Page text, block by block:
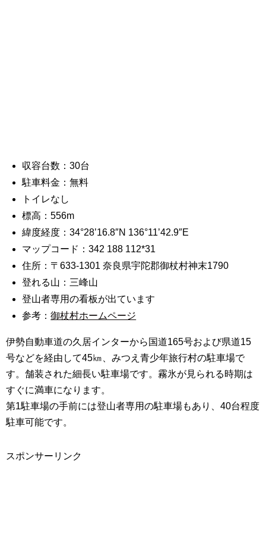
収容台数：30台
駐車料金：無料
トイレなし
標高：556m
緯度経度：34°28’16.8″N 136°11’42.9″E
マップコード：342 188 112*31
住所：〒633-1301 奈良県宇陀郡御杖村神末1790
登れる山：三峰山
登山者専用の看板が出ています
参考：御杖村ホームページ
伊勢自動車道の久居インターから国道165号および県道15
号などを経由して45㎞、みつえ青少年旅行村の駐車場で
す。舗装された細長い駐車場です。霧氷が見られる時期は
すぐに満車になります。
第1駐車場の手前には登山者専用の駐車場もあり、40台程度
駐車可能です。
スポンサーリンク